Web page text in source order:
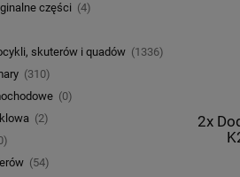
części (4)
skuterów i quadów (1336)
(310)
(0)
(2)
(54)
2x